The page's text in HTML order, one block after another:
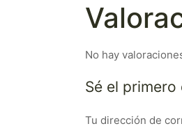
No hay
Sé el primero
Tu dirección de